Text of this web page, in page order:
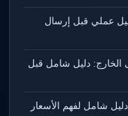
عملي قبل إرسال
دليل شامل قبل
شامل لفهم الأسعار